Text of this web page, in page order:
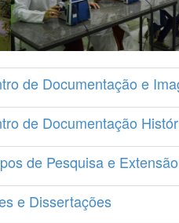
de Documentação e
de Documentação
de Pesquisa e Extensão
e Dissertações